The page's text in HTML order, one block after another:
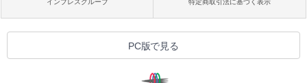
インプレスグループ 特定商取引法に基づく表示
PC版で見る